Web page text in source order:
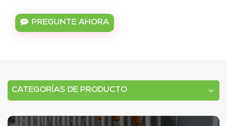
PREGUNTE AHORA
CATEGORÍAS DE PRODUCTO